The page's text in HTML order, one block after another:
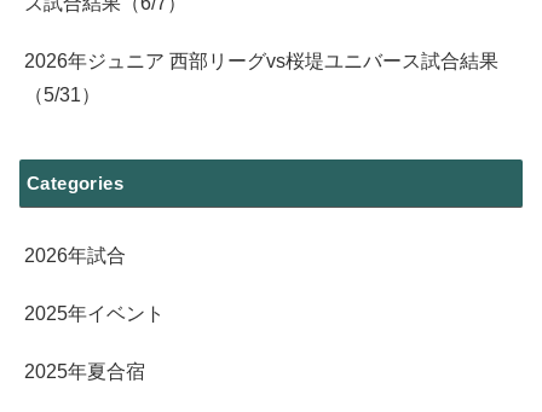
2026年ジュニア 西部リーグvs桜堤ユニバース試合結果
（5/31）
Categories
2026年試合
2025年イベント
2025年夏合宿